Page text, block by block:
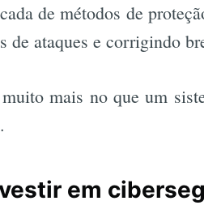
de métodos de
de ataques e corrigindo
mais no que um
em